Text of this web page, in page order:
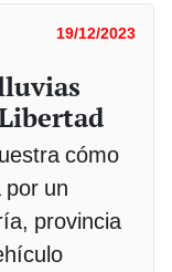
19/12/2023
cómo
un
provincia